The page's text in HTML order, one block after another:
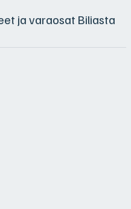
ja varaosat Biliasta